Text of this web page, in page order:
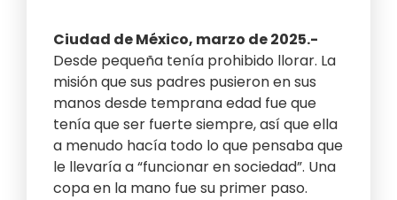
Ciudad de México, marzo de 2025.-
Desde pequeña tenía prohibido llorar. La
misión que sus padres pusieron en sus
manos desde temprana edad fue que
tenía que ser fuerte siempre, así que ella
a menudo hacía todo lo que pensaba que
le llevaría a “funcionar en sociedad”. Una
copa en la mano fue su primer paso.